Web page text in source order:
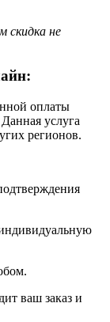
скидка не
оплаты
услуга
регионов.
ваш заказ и